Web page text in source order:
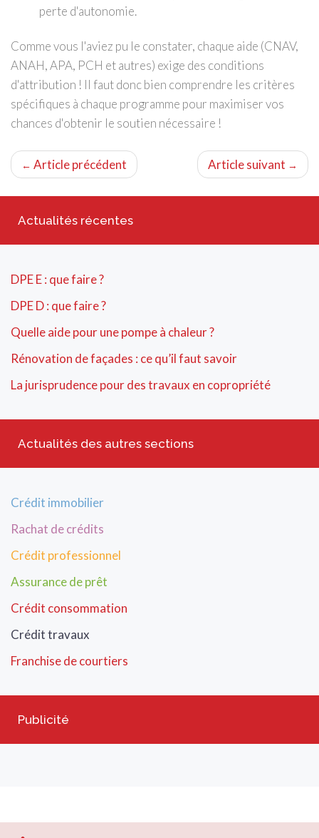
perte d'autonomie.
Comme vous l'aviez pu le constater, chaque aide (CNAV,
ANAH, APA, PCH et autres) exige des conditions
d'attribution ! Il faut donc bien comprendre les critères
spécifiques à chaque programme pour maximiser vos
chances d'obtenir le soutien nécessaire !
← Article précédent Article suivant →
Actualités récentes
DPE E : que faire ?
DPE D : que faire ?
Quelle aide pour une pompe à chaleur ?
Rénovation de façades : ce qu’il faut savoir
La jurisprudence pour des travaux en copropriété
Actualités des autres sections
Crédit immobilier
Rachat de crédits
Crédit professionnel
Assurance de prêt
Crédit consommation
Crédit travaux
Franchise de courtiers
Publicité